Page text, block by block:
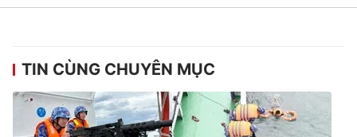
TIN CÙNG CHUYÊN MỤC